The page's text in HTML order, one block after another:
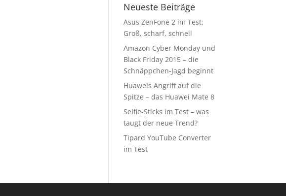
Neueste Beiträge
Asus ZenFone 2 im Test:
Groß, scharf, schnell
Amazon Cyber Monday und
Black Friday 2015 – die
Schnäppchen-Jagd beginnt
Huaweis Angriff auf die
Spitze – das Huawei Mate 8
Selfie-Sticks im Test – was
taugt der neue Trend?
Tipard YouTube Converter
im Test